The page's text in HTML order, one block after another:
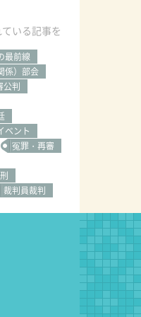
いる記事を
最前線
係）部会
公判
ベント
冤罪・再審
裁判員裁判